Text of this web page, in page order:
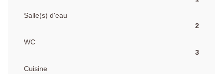
Salle(s) d'eau
2
WC
3
Cuisine